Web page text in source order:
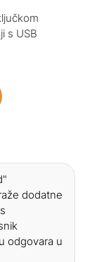
s USB
dodatne
odgovara u